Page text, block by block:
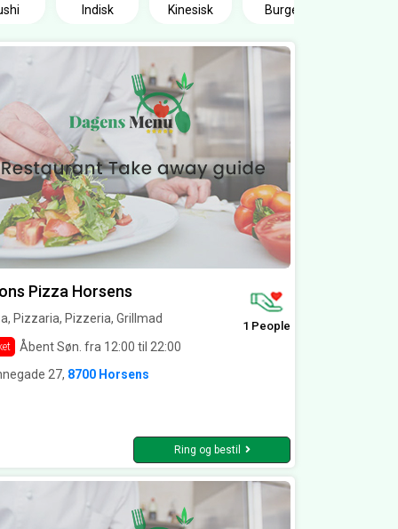
Indisk Kinesisk Burger
Pizza Horsens
Pizzaria, Pizzeria, Grillmad
Åbent Søn. fra 12:00 til 22:00
1 People
27, 8700 Horsens
Ring og bestil